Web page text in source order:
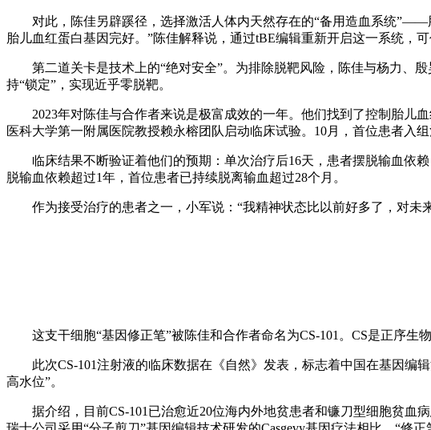
对此，陈佳另辟蹊径，选择激活人体内天然存在的“备用造血系统
胎儿血红蛋白基因完好。”陈佳解释说，通过tBE编辑重新开启这一系统，
第二道关卡是技术上的“绝对安全”。为排除脱靶风险，陈佳与杨力、
持“锁定”，实现近乎零脱靶。
2023年对陈佳与合作者来说是极富成效的一年。他们找到了控制胎儿
医科大学第一附属医院教授赖永榕团队启动临床试验。10月，首位患者入组
临床结果不断验证着他们的预期：单次治疗后16天，患者摆脱输血依
脱输血依赖超过1年，首位患者已持续脱离输血超过28个月。
作为接受治疗的患者之一，小军说：“我精神状态比以前好多了，对未
这支干细胞“基因修正笔”被陈佳和合作者命名为CS-101。CS是正序生
此次CS-101注射液的临床数据在《自然》发表，标志着中国在基因
高水位”。
据介绍，目前CS-101已治愈近20位海内外地贫患者和镰刀型细胞贫血